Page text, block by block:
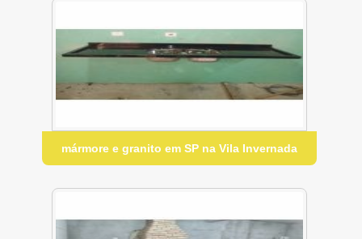
mármore e granito em SP na Vila Invernada